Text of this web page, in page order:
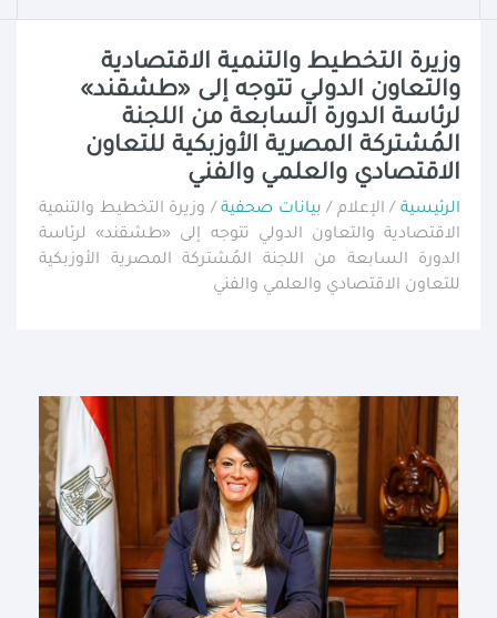
وزيرة التخطيط والتنمية الاقتصادية
والتعاون الدولي تتوجه إلى «طشقند»
لرئاسة الدورة السابعة من اللجنة
المُشتركة المصرية الأوزبكية للتعاون
الاقتصادي والعلمي والفني
الرئيسية/ الإعلام / بيانات صحفية/ وزيرة التخطيط والتنمية
الاقتصادية والتعاون الدولي تتوجه إلى «طشقند» لرئاسة
الدورة السابعة من اللجنة المُشتركة المصرية الأوزبكية
للتعاون الاقتصادي والعلمي والفني